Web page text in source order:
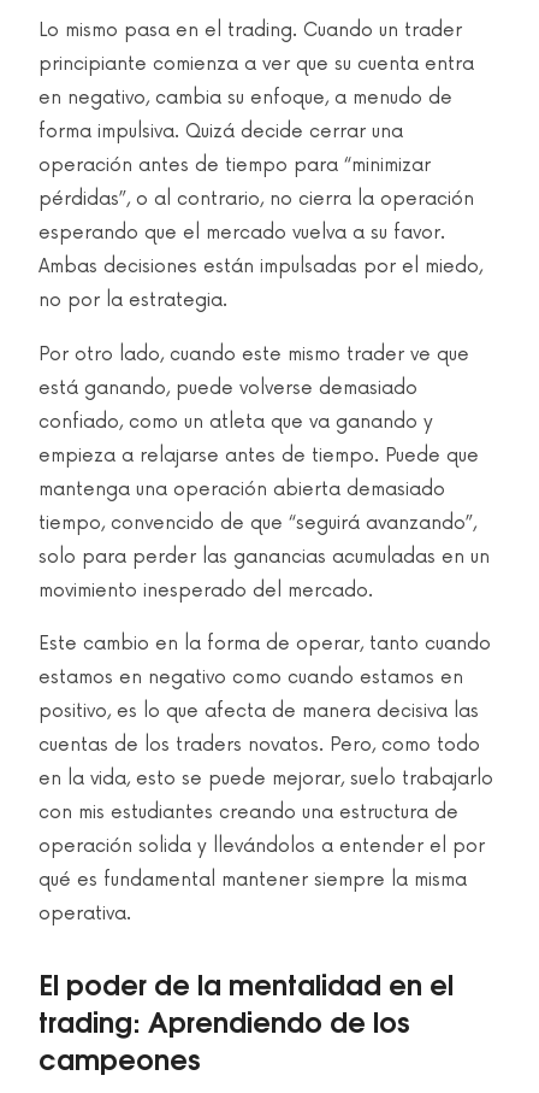
Lo mismo pasa en el trading. Cuando un trader
principiante comienza a ver que su cuenta entra
en negativo, cambia su enfoque, a menudo de
forma impulsiva. Quizá decide cerrar una
operación antes de tiempo para “minimizar
pérdidas”, o al contrario, no cierra la operación
esperando que el mercado vuelva a su favor.
Ambas decisiones están impulsadas por el miedo,
no por la estrategia.
Por otro lado, cuando este mismo trader ve que
está ganando, puede volverse demasiado
confiado, como un atleta que va ganando y
empieza a relajarse antes de tiempo. Puede que
mantenga una operación abierta demasiado
tiempo, convencido de que “seguirá avanzando”,
solo para perder las ganancias acumuladas en un
movimiento inesperado del mercado.
Este cambio en la forma de operar, tanto cuando
estamos en negativo como cuando estamos en
positivo, es lo que afecta de manera decisiva las
cuentas de los traders novatos. Pero, como todo
en la vida, esto se puede mejorar, suelo trabajarlo
con mis estudiantes creando una estructura de
operación solida y llevándolos a entender el por
qué es fundamental mantener siempre la misma
operativa.
El poder de la mentalidad en el
trading: Aprendiendo de los
campeones